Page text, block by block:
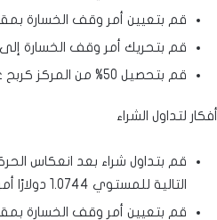
قم بتعيين أمر وقف الخسارة
قم بتحريك أمر وقف الخسارة إلى
قم بتحصيل 50% من المركز كربح عندما يصل السعر إلى 20 نقطة من الربح واترك باقي المركز قيد التشغيل.
أفكار لتداول الشراء
قم بتداول شراء بعد انعكاس
التالية للمستوي 1.0744 دولارًا أمريكيًا أو 1.0726 دولارًا أمريكيًا أو 1.0653 دولارًا أمريكيًا.
قم بتعيين أمر وقف الخسارة